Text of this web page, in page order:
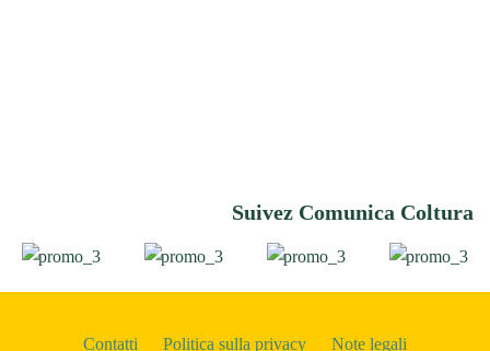
Suivez Comunica Coltura
Contatti Politica sulla privacy Note legali